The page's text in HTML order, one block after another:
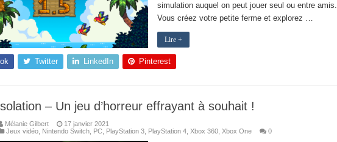
simulation auquel on peut jouer seul ou entre amis.
Vous créez votre petite ferme et explorez …
Lire +
Twitter LinkedIn Pinterest
– Un jeu d’horreur effrayant à souhait !
Mélanie Gilbert
17 janvier 2021
Jeux vidéo, Nintendo Switch, PC, PlayStation 3, PlayStation 4, Xbox 360, Xbox One 0